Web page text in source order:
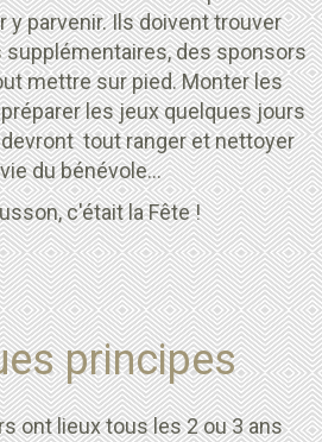
y parvenir. Ils doivent trouver
des sponsors
mettre sur pied. Monter les
les jeux quelques jours
tout ranger et nettoyer
du bénévole...
c'était la Fête !
principes
ont lieux tous les 2 ou 3 ans